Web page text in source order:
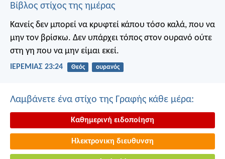
Βίβλος στίχος της ημέρας
Κανείς δεν μπορεί να κρυφτεί κάπου τόσο καλά, που να
μην τον βρίσκω. Δεν υπάρχει τόπος στον ουρανό ούτε
στη γη που να μην είμαι εκεί.
ΙΕΡΕΜΙΑΣ 23:24 Θεός ουρανός
Λαμβάνετε ένα στίχο της Γραφής κάθε μέρα:
Καθημερινή ειδοποίηση
Ηλεκτρονικη διευθυνση